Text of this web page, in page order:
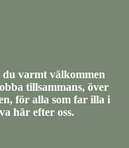
varmt välkommen
tillsammans, över
för alla som far illa i
här efter oss.